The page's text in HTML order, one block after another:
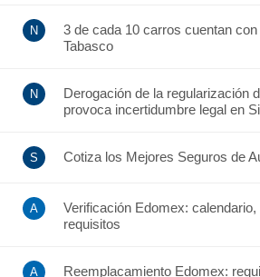
3 de cada 10 carros cuentan
Tabasco
Derogación de la regularización
provoca incertidumbre legal en
Cotiza los Mejores Seguros de
Verificación Edomex:
requisitos
Reemplacamiento Edomex: